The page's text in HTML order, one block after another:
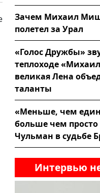
Зачем Михаил
полетел за Урал
«Голос Дружбы»
теплоходе
великая Лена
таланты
«Меньше, чем
больше чем просто
Чульман в судьбе
Интервью